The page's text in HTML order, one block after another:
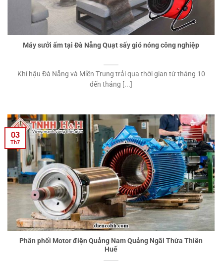
Máy sưởi ấm tại Đà Nẵng Quạt sấy gió nóng công nghiệp
Khí hậu Đà Nẵng và Miền Trung trải qua thời gian từ tháng 10
đến tháng [...]
Phân phối Motor điện Quảng Nam Quảng Ngãi Thừa Thiên
Huế
03
Th7